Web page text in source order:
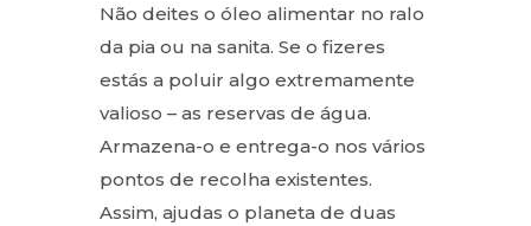
Não deites o óleo alimentar no ralo
da pia ou na sanita. Se o fizeres
estás a poluir algo extremamente
valioso – as reservas de água.
Armazena-o e entrega-o nos vários
pontos de recolha existentes.
Assim, ajudas o planeta de duas